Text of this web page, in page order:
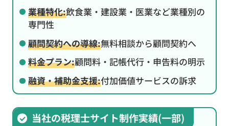
業種特化:飲食業・建設業・医業など業種別の
専門性
顧問契約への導線:無料相談から顧問契約へ
料金プラン:顧問料・記帳代行・申告料の明示
融資・補助金支援:付加価値サービスの訴求
当社の税理士サイト制作実績(一部)